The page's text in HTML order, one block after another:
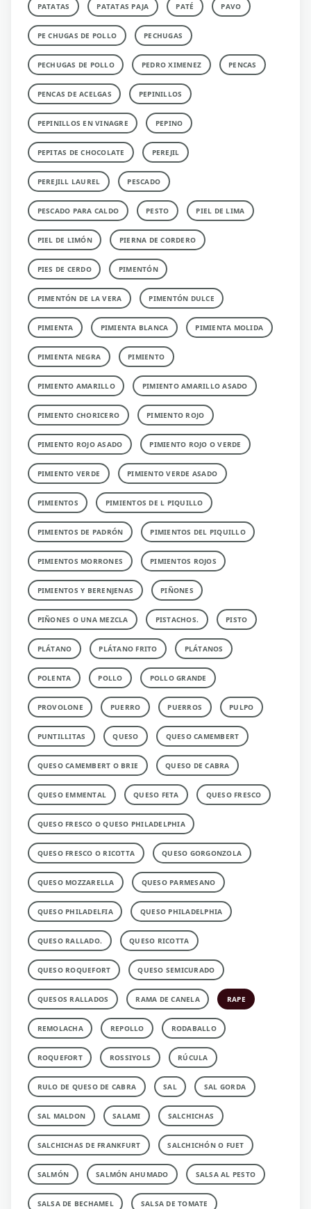
PATATAS PATATAS PAJA PATÉ PAVO
PE CHUGAS DE POLLO PECHUGAS
PECHUGAS DE POLLO PEDRO XIMENEZ PENCAS
PENCAS DE ACELGAS PEPINILLOS
PEPINILLOS EN VINAGRE PEPINO
PEPITAS DE CHOCOLATE PEREJIL
PEREJILL LAUREL PESCADO
PESCADO PARA CALDO PESTO PIEL DE LIMA
PIEL DE LIMÓN PIERNA DE CORDERO
PIES DE CERDO PIMENTÓN
PIMENTÓN DE LA VERA PIMENTÓN DULCE
PIMIENTA PIMIENTA BLANCA PIMIENTA MOLIDA
PIMIENTA NEGRA PIMIENTO
PIMIENTO AMARILLO PIMIENTO AMARILLO ASADO
PIMIENTO CHORICERO PIMIENTO ROJO
PIMIENTO ROJO ASADO PIMIENTO ROJO O VERDE
PIMIENTO VERDE PIMIENTO VERDE ASADO
PIMIENTOS PIMIENTOS DE L PIQUILLO
PIMIENTOS DE PADRÓN PIMIENTOS DEL PIQUILLO
PIMIENTOS MORRONES PIMIENTOS ROJOS
PIMIENTOS Y BERENJENAS PIÑONES
PIÑONES O UNA MEZCLA PISTACHOS. PISTO
PLÁTANO PLÁTANO FRITO PLÁTANOS
POLENTA POLLO POLLO GRANDE
PROVOLONE PUERRO PUERROS PULPO
PUNTILLITAS QUESO QUESO CAMEMBERT
QUESO CAMEMBERT O BRIE QUESO DE CABRA
QUESO EMMENTAL QUESO FETA QUESO FRESCO
QUESO FRESCO O QUESO PHILADELPHIA
QUESO FRESCO O RICOTTA QUESO GORGONZOLA
QUESO MOZZARELLA QUESO PARMESANO
QUESO PHILADELFIA QUESO PHILADELPHIA
QUESO RALLADO. QUESO RICOTTA
QUESO ROQUEFORT QUESO SEMICURADO
QUESOS RALLADOS RAMA DE CANELA RAPE
REMOLACHA REPOLLO RODABALLO
ROQUEFORT ROSSIYOLS RÚCULA
RULO DE QUESO DE CABRA SAL SAL GORDA
SAL MALDON SALAMI SALCHICHAS
SALCHICHAS DE FRANKFURT SALCHICHÓN O FUET
SALMÓN SALMÓN AHUMADO SALSA AL PESTO
SALSA DE BECHAMEL SALSA DE TOMATE